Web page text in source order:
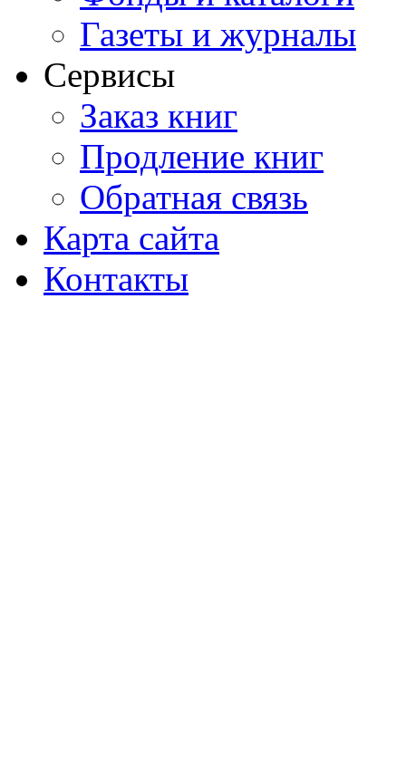
Газеты и журналы
Сервисы
Заказ книг
Продление книг
Обратная связь
Карта сайта
Контакты